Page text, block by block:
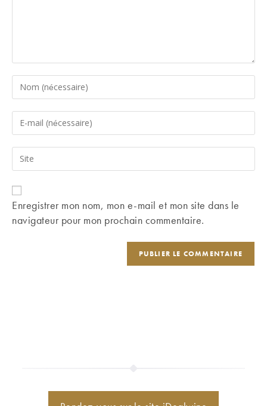
Enter
your
name
comment
Enter
your
email
address
comment
Saisir
l’URL
de
votre
(facultatif)
Enregistrer mon nom, mon e-mail et mon site dans le
navigateur pour mon prochain commentaire.